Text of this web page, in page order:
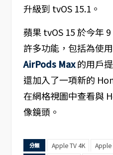
升級到 tvOS 15.1。
蘋果 tvOS 15 於今年
許多功能，包括為使
AirPods Max的用戶
還加入了一項新的
在網格視圖中查看與
像鏡頭。
分類 Apple TV 4K Apple